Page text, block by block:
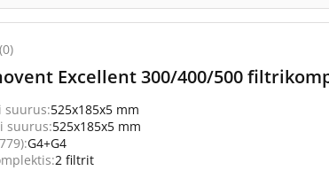
(0)
Excellent 300/400/500
suurus:525x185x5 mm
suurus:525x185x5 mm
G4+G4
2 filtrit